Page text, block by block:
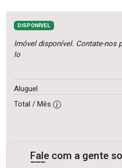
DISPONÍVEL
Imóvel disponível. Contate-nos
lo
Aluguel
Total / Mês
Fale com a gente